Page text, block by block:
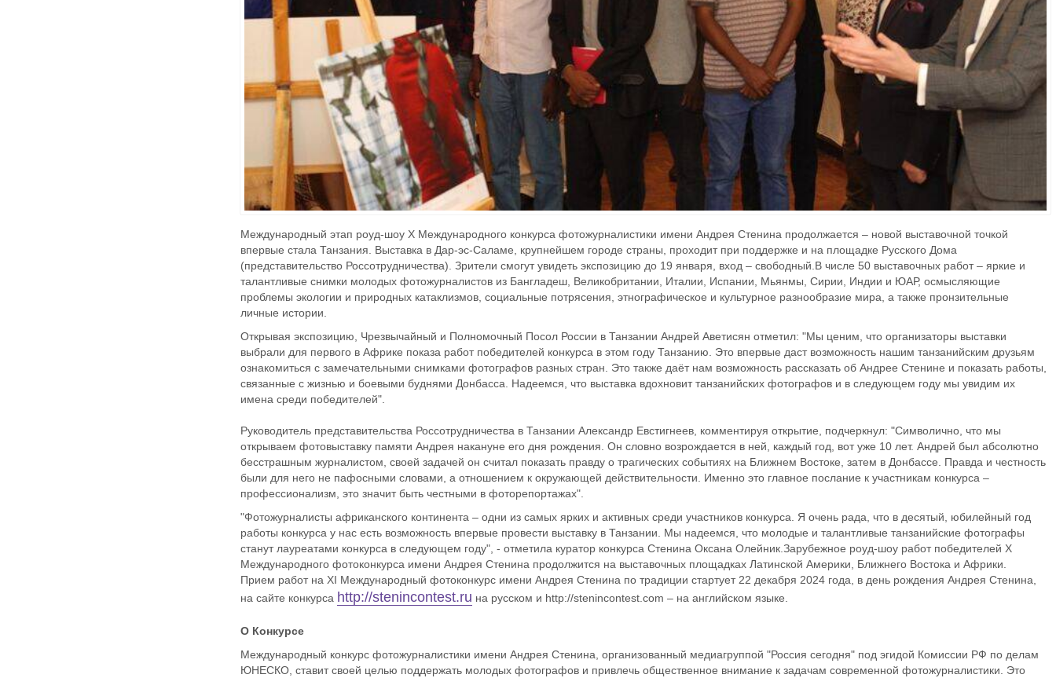
Международный этап роуд-шоу Х Международного конкурса фотожурналистики имени Андрея Стенина продолжается – новой выставочной точкой
впервые стала Танзания. Выставка в Дар-эс-Саламе, крупнейшем городе страны, проходит при поддержке и на площадке Русского Дома
(представительство Россотрудничества). Зрители смогут увидеть экспозицию до 19 января, вход – свободный.В числе 50 выставочных работ – яркие и
талантливые снимки молодых фотожурналистов из Бангладеш, Великобритании, Италии, Испании, Мьянмы, Сирии, Индии и ЮАР, осмысляющие
проблемы экологии и природных катаклизмов, социальные потрясения, этнографическое и культурное разнообразие мира, а также пронзительные
личные истории.
Открывая экспозицию, Чрезвычайный и Полномочный Посол России в Танзании Андрей Аветисян отметил: "Мы ценим, что организаторы выставки
выбрали для первого в Африке показа работ победителей конкурса в этом году Танзанию. Это впервые даст возможность нашим танзанийским друзьям
ознакомиться с замечательными снимками фотографов разных стран. Это также даёт нам возможность рассказать об Андрее Стенине и показать работы,
связанные с жизнью и боевыми буднями Донбасса. Надеемся, что выставка вдохновит танзанийских фотографов и в следующем году мы увидим их
имена среди победителей".
Руководитель представительства Россотрудничества в Танзании Александр Евстигнеев, комментируя открытие, подчеркнул: "Символично, что мы
открываем фотовыставку памяти Андрея накануне его дня рождения. Он словно возрождается в ней, каждый год, вот уже 10 лет. Андрей был абсолютно
бесстрашным журналистом, своей задачей он считал показать правду о трагических событиях на Ближнем Востоке, затем в Донбассе. Правда и честность
были для него не пафосными словами, а отношением к окружающей действительности. Именно это главное послание к участникам конкурса –
профессионализм, это значит быть честными в фоторепортажах".
"Фотожурналисты африканского континента – одни из самых ярких и активных среди участников конкурса. Я очень рада, что в десятый, юбилейный год
работы конкурса у нас есть возможность впервые провести выставку в Танзании. Мы надеемся, что молодые и талантливые танзанийские фотографы
станут лауреатами конкурса в следующем году", - отметила куратор конкурса Стенина Оксана Олейник.Зарубежное роуд-шоу работ победителей Х
Международного фотоконкурса имени Андрея Стенина продолжится на выставочных площадках Латинской Америки, Ближнего Востока и Африки.
Прием работ на XI Международный фотоконкурс имени Андрея Стенина по традиции стартует 22 декабря 2024 года, в день рождения Андрея Стенина,
на сайте конкурса http://stenincontest.ru на русском и http://stenincontest.com – на английском языке.
О Конкурсе
Международный конкурс фотожурналистики имени Андрея Стенина, организованный медиагруппой "Россия сегодня" под эгидой Комиссии РФ по делам
ЮНЕСКО, ставит своей целью поддержать молодых фотографов и привлечь общественное внимание к задачам современной фотожурналистики. Это